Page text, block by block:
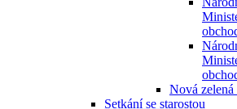
Nová zelená
Setkání se starostou